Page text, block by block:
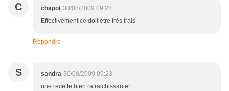
C chapot 30/08/2009 09:28
Effectivement ce doit être très frais
Répondre
S sandra 30/08/2009 09:23
une recette bien rafraichissante!